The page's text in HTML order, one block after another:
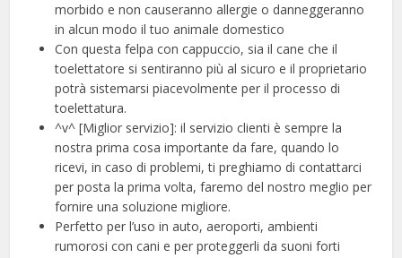
morbido e non causeranno allergie o danneggeranno
in alcun modo il tuo animale domestico
Con questa felpa con cappuccio, sia il cane che il
toelettatore si sentiranno più al sicuro e il proprietario
potrà sistemarsi piacevolmente per il processo di
toelettatura.
^v^ [Miglior servizio]: il servizio clienti è sempre la
nostra prima cosa importante da fare, quando lo
ricevi, in caso di problemi, ti preghiamo di contattarci
per posta la prima volta, faremo del nostro meglio per
fornire una soluzione migliore.
Perfetto per l’uso in auto, aeroporti, ambienti
rumorosi con cani e per proteggerli da suoni forti